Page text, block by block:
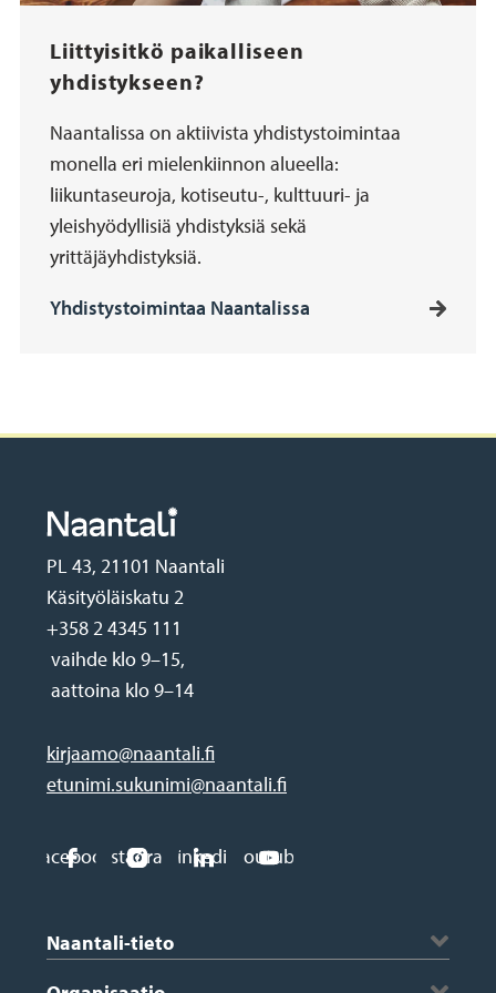
Liittyisitkö paikalliseen
yhdistykseen?
Naantalissa on aktiivista yhdistystoimintaa
monella eri mielenkiinnon alueella:
liikuntaseuroja, kotiseutu-, kulttuuri- ja
yleishyödyllisiä yhdistyksiä sekä
yrittäjäyhdistyksiä.
Yhdistystoimintaa Naantalissa
PL 43, 21101 Naantali
Käsityöläiskatu 2
+358 2 4345 111
vaihde klo 9–15,
aattoina klo 9–14
kirjaamo@naantali.fi
etunimi.sukunimi@naantali.fi
Naantali-tieto
Historia ja vaakuna
Social
FacebookInstagramLinkedin Youtube